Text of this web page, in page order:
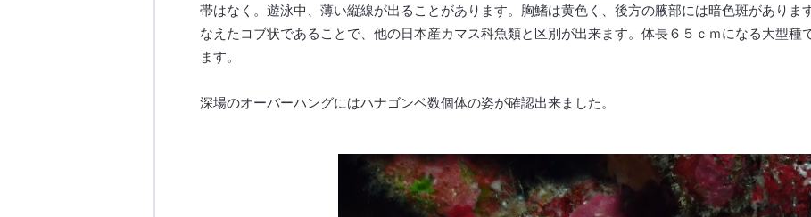
帯はなく。遊泳中、薄い縦線が出ることがあります。胸鰭は黄色く、後方の腋部には暗色斑がありま
なえたコブ状であることで、他の日本産カマス科魚類と区別が出来ます。体長６５ｃｍになる大型種
ます。
深場のオーバーハングにはハナゴンベ数個体の姿が確認出来ました。